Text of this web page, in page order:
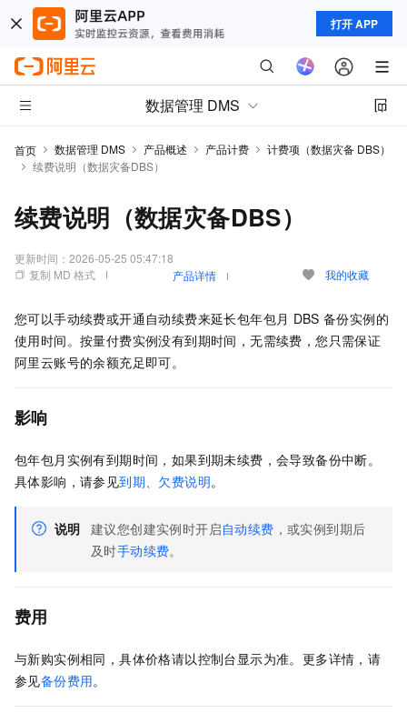
打开 APP
数据管理 DMS
首页 数据管理 DMS 产品概述 产品计费
计费项（数据灾备 DBS）
续费说明（数据灾备DBS）
续费说明（数据灾备DBS）
更新时间： 2026-05-25 05:47:18
复制 MD 格式
产品详情 我的收藏
您可以手动续费或开通自动续费来延长包年包月 DBS 备份实例的
使用时间。按量付费实例没有到期时间，无需续费，您只需保证
阿里云账号的余额充足即可。
影响
包年包月实例有到期时间，如果到期未续费，会导致备份中断。
具体影响，请参见到期、欠费说明。
说明 建议您创建实例时开启自动续费 ，或实例到期后
及时手动续费。
费用
与新购实例相同，具体价格请以控制台显示为准。更多详情，请
参见备份费用。